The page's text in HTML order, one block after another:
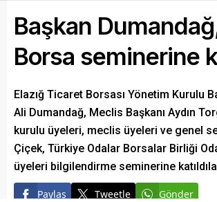
Başkan
Borsa seminerine
Elazığ Ticaret Borsası Yönetim Kurulu
Ali Dumandağ, Meclis Başkanı Aydın
kurulu üyeleri, meclis üyeleri ve genel
Çiçek, Türkiye Odalar Borsalar Birliği
üyeleri bilgilendirme seminerine
Paylaş Tweetle Gönder